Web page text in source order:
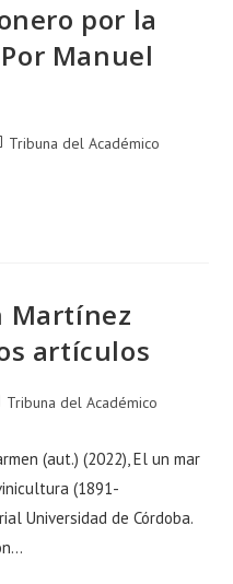
por la
Manuel
Tribuna del Académico
Martínez
artículos
Tribuna del Académico
(aut.) (2022), El un mar
(1891-
Universidad de Córdoba.